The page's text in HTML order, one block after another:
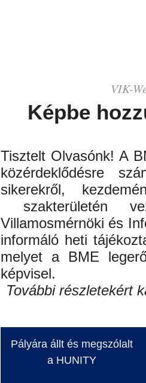
VIK-
Képbe
Tisztelt Olvasónk! A
közérdeklődésre
sikerekről,
szakterületén
Villamosmérnöki és
informáló heti
melyet a BME
képvisel.
További részletekért
Pályára állt és megszólalt
a HUNITY